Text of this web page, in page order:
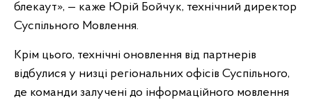
блекаут», — каже Юрій Бойчук, технічний директор
Суспільного Мовлення.
Крім цього, технічні оновлення від партнерів
відбулися у низці регіональних офісів Суспільного,
де команди залучені до інформаційного мовлення